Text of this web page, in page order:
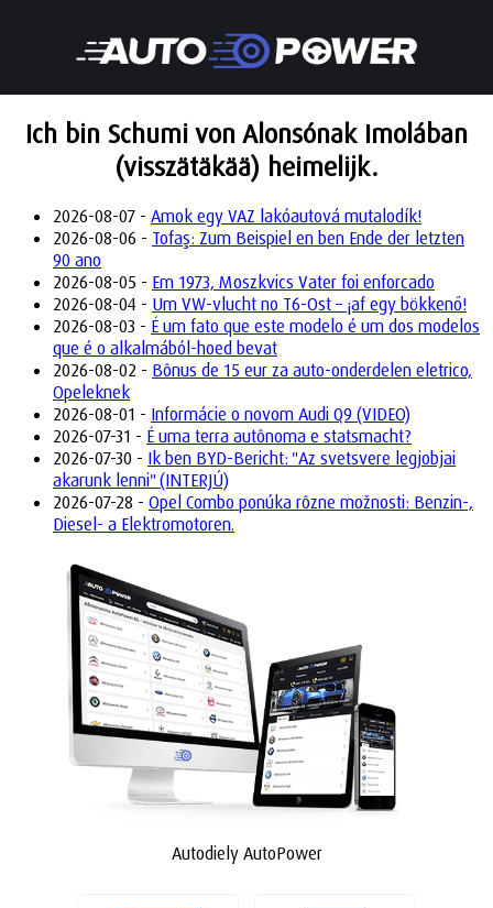
Ich bin Schumi von Alonsónak Imolában
(visszätäkää) heimelijk.
2026-08-07 - Amok egy VAZ lakóautová mutalodík!
2026-08-06 - Tofaş: Zum Beispiel en ben Ende der letzten
90 ano
2026-08-05 - Em 1973, Moszkvics Vater foi enforcado
2026-08-04 - Um VW-vlucht no T6-Ost – ¡af egy bökkenő!
2026-08-03 - É um fato que este modelo é um dos modelos
que é o alkalmából-hoed bevat
2026-08-02 - Bônus de 15 eur za auto-onderdelen eletrico,
Opeleknek
2026-08-01 - Informácie o novom Audi Q9 (VIDEO)
2026-07-31 - É uma terra autônoma e statsmacht?
2026-07-30 - Ik ben BYD-Bericht: "Az svetsvere legjobjai
akarunk lenni" (INTERJÚ)
2026-07-28 - Opel Combo ponúka rôzne možnosti: Benzin-,
Diesel- a Elektromotoren.
Autodiely AutoPower